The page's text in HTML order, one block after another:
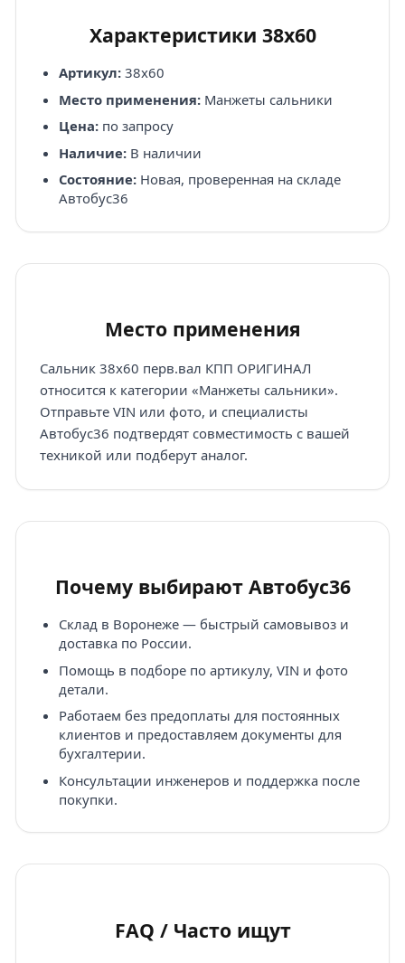
Характеристики 38х60
Артикул:38х60
Место применения:Манжеты сальники
Цена:по запросу
Наличие:В наличии
Состояние:Новая, проверенная на складе
Автобус36
Место применения
Сальник 38х60 перв.вал КПП ОРИГИНАЛ
относится к категории «Манжеты сальники».
Отправьте VIN или фото, и специалисты
Автобус36 подтвердят совместимость с вашей
техникой или подберут аналог.
Почему выбирают Автобус36
Склад в Воронеже — быстрый самовывоз и
доставка по России.
Помощь в подборе по артикулу, VIN и фото
детали.
Работаем без предоплаты для постоянных
клиентов и предоставляем документы для
бухгалтерии.
Консультации инженеров и поддержка после
покупки.
FAQ / Часто ищут